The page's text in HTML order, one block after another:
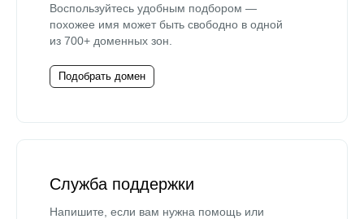
Воспользуйтесь удобным подбором —
похожее имя может быть свободно в одной
из 700+ доменных зон.
Подобрать домен
Служба поддержки
Напишите, если вам нужна помощь или